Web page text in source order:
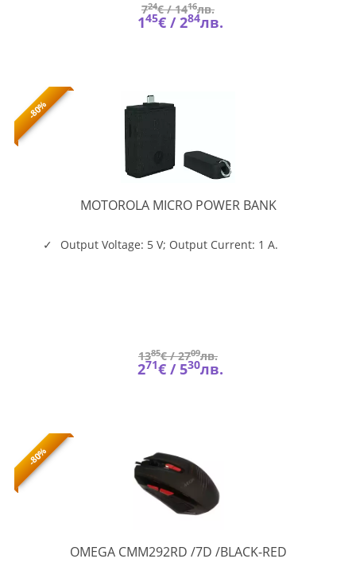
724€ /1416лв.
145€ /284лв.
-80%
MOTOROLA MICRO POWER BANKMOTOROLA
BANK
Output Voltage: 5 V; Output Current: 1 A.
1385€ /2709лв.
271€ / 530лв.
-80%
OMEGA CMM292RD /7D /BLACK-REDCMM292RD